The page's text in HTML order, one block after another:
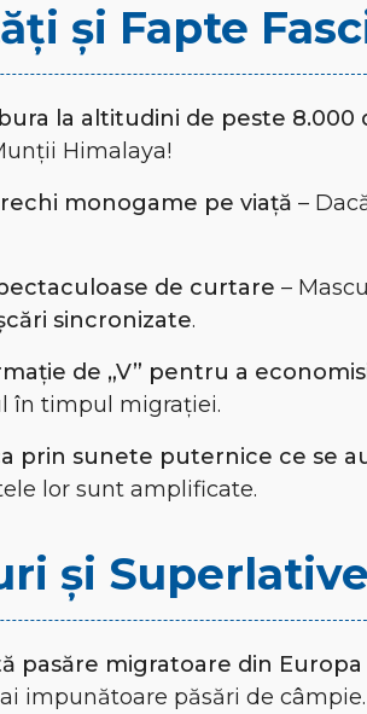
și Fapte
la altitudini de peste 8.000
Himalaya!
monogame pe viață –
de curtare –
sincronizate.
de „V” pentru a
în timpul migrației.
prin sunete puternice ce se
lor sunt amplificate.
și Superlative
pasăre migratoare din Europa
impunătoare păsări de câmpie.